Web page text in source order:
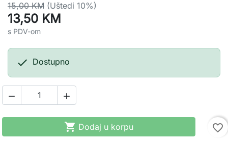
15,00 KM (Uštedi 10%)
13,50 KM
s PDV-om
 Dostupno
 
 Dodaj u korpu
favorite_border